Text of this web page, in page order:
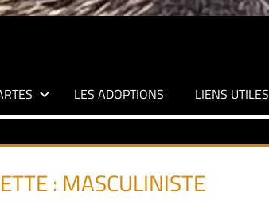
LES ADOPTIONS LIENS UTILES
: MASCULINISTE